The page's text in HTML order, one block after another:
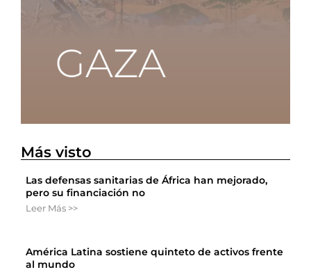
Más visto
Las defensas sanitarias de África han mejorado,
pero su financiación no
Leer Más >>
América Latina sostiene quinteto de activos frente
al mundo